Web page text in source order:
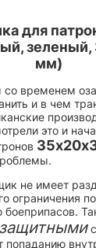
для
мм)
со временем
и в чем
это и
не имеет
ограничения
попаданию